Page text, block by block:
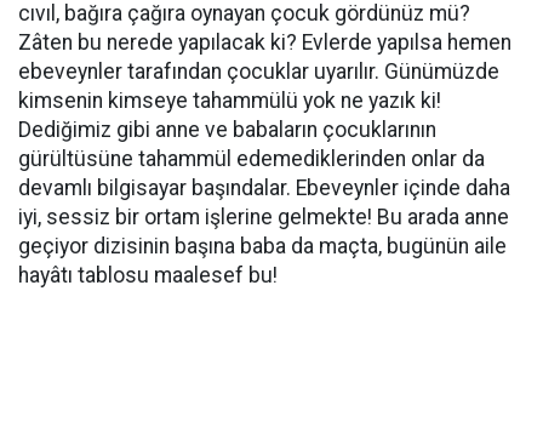
cıvıl, bağıra çağıra oynayan çocuk gördünüz mü?
Zâten bu nerede yapılacak ki? Evlerde yapılsa hemen
ebeveynler tarafından çocuklar uyarılır. Günümüzde
kimsenin kimseye tahammülü yok ne yazık ki!
Dediğimiz gibi anne ve babaların çocuklarının
gürültüsüne tahammül edemediklerinden onlar da
devamlı bilgisayar başındalar. Ebeveynler içinde daha
iyi, sessiz bir ortam işlerine gelmekte! Bu arada anne
geçiyor dizisinin başına baba da maçta, bugünün aile
hayâtı tablosu maalesef bu!